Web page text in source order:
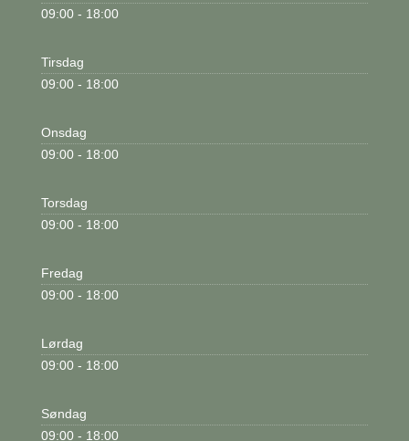
09:00 - 18:00
Tirsdag
09:00 - 18:00
Onsdag
09:00 - 18:00
Torsdag
09:00 - 18:00
Fredag
09:00 - 18:00
Lørdag
09:00 - 18:00
Søndag
09:00 - 18:00